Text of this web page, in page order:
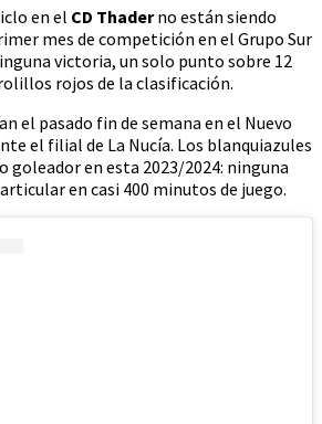
en el CD Thaderno están siendo
mes de competición en el Grupo Sur
victoria, un solo punto sobre 12
rojos de la clasificación.
el pasado fin de semana en el Nuevo
el filial de La Nucía. Los blanquiazules
goleador en esta 2023/2024: ninguna
en casi 400 minutos de juego.